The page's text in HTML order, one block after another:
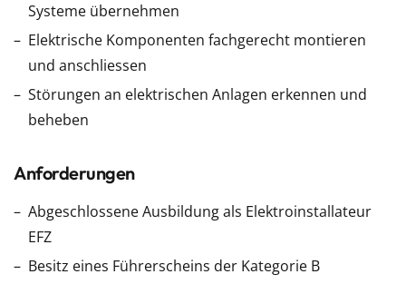
Systeme übernehmen
Elektrische Komponenten fachgerecht montieren
und anschliessen
Störungen an elektrischen Anlagen erkennen und
beheben
Anforderungen
Abgeschlossene Ausbildung als Elektroinstallateur
EFZ
Besitz eines Führerscheins der Kategorie B